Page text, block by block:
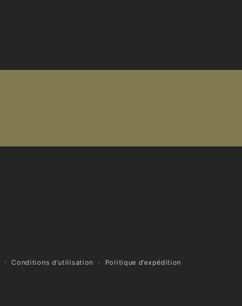
Conditions d’utilisation
Politique d’expédition